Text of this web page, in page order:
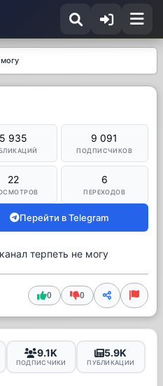
5 935 9 091
ПОДПИСЧИКОВ
22 6
ПЕРЕХОДОВ
Перейти в Telegram
терпеть не могу
0 0
9.1K
ПОДПИСЧИКИ
5.9K
ПУБЛИКАЦИИ